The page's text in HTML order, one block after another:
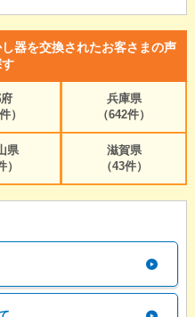
器を交換されたお客さまの声
）
兵庫県
（642件）
県
）
滋賀県
（43件）